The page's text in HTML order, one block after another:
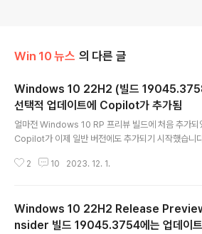
Win 10 뉴스 의 다른 글
Windows 10 22H2 (빌드
선택적 업데이트에 Copilot가 추가됨
얼마전 Windows 10 RP 프리뷰 빌드에 처음 추가되
Copilot가 이제 일반 버전에도 추가되기 시작했습니
다음달 정기 업데이트에서는 모든 일반 사용자들도
2 10 2023. 12. 1.
Windows 10 22H2 Release
nsider 빌드 19045.3754에는 업데이